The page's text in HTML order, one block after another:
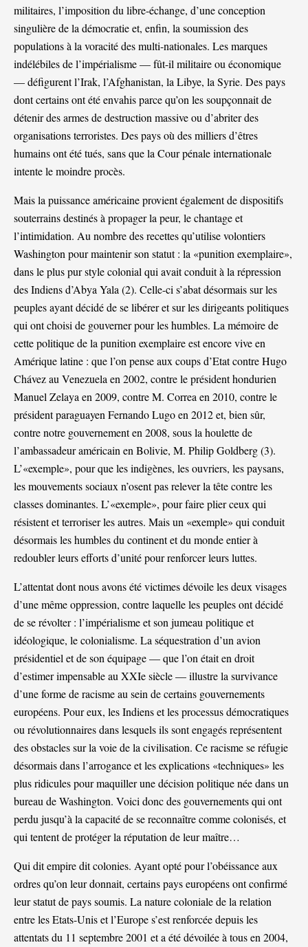
militaires, l’imposition du libre-échange, d’une conception
singulière de la démocratie et, enfin, la soumission des
populations à la voracité des multi-nationales. Les marques
indélébiles de l’impérialisme — fût-il militaire ou économique
— défigurent l’Irak, l’Afghanistan, la Libye, la Syrie. Des pays
dont certains ont été envahis parce qu’on les soupçonnait de
détenir des armes de destruction massive ou d’abriter des
organisations terroristes. Des pays où des milliers d’êtres
humains ont été tués, sans que la Cour pénale internationale
intente le moindre procès.
Mais la puissance américaine provient également de dispositifs
souterrains destinés à propager la peur, le chantage et
l’intimidation. Au nombre des recettes qu’utilise volontiers
Washington pour maintenir son statut : la «punition exemplaire»,
dans le plus pur style colonial qui avait conduit à la répression
des Indiens d’Abya Yala (2). Celle-ci s’abat désormais sur les
peuples ayant décidé de se libérer et sur les dirigeants politiques
qui ont choisi de gouverner pour les humbles. La mémoire de
cette politique de la punition exemplaire est encore vive en
Amérique latine : que l’on pense aux coups d’Etat contre Hugo
Chávez au Venezuela en 2002, contre le président hondurien
Manuel Zelaya en 2009, contre M. Correa en 2010, contre le
président paraguayen Fernando Lugo en 2012 et, bien sûr,
contre notre gouvernement en 2008, sous la houlette de
l’ambassadeur américain en Bolivie, M. Philip Goldberg (3).
L’«exemple», pour que les indigènes, les ouvriers, les paysans,
les mouvements sociaux n’osent pas relever la tête contre les
classes dominantes. L’«exemple», pour faire plier ceux qui
résistent et terroriser les autres. Mais un «exemple» qui conduit
désormais les humbles du continent et du monde entier à
redoubler leurs efforts d’unité pour renforcer leurs luttes.
L’attentat dont nous avons été victimes dévoile les deux visages
d’une même oppression, contre laquelle les peuples ont décidé
de se révolter : l’impérialisme et son jumeau politique et
idéologique, le colonialisme. La séquestration d’un avion
présidentiel et de son équipage — que l’on était en droit
d’estimer impensable au XXIe siècle — illustre la survivance
d’une forme de racisme au sein de certains gouvernements
européens. Pour eux, les Indiens et les processus démocratiques
ou révolutionnaires dans lesquels ils sont engagés représentent
des obstacles sur la voie de la civilisation. Ce racisme se réfugie
désormais dans l’arrogance et les explications «techniques» les
plus ridicules pour maquiller une décision politique née dans un
bureau de Washington. Voici donc des gouvernements qui ont
perdu jusqu’à la capacité de se reconnaître comme colonisés, et
qui tentent de protéger la réputation de leur maître…
Qui dit empire dit colonies. Ayant opté pour l’obéissance aux
ordres qu’on leur donnait, certains pays européens ont confirmé
leur statut de pays soumis. La nature coloniale de la relation
entre les Etats-Unis et l’Europe s’est renforcée depuis les
attentats du 11 septembre 2001 et a été dévoilée à tous en 2004,